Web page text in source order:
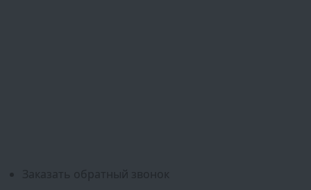
Заказать обратный звонок